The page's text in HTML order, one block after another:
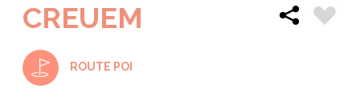
CREUEM
ROUTE POI